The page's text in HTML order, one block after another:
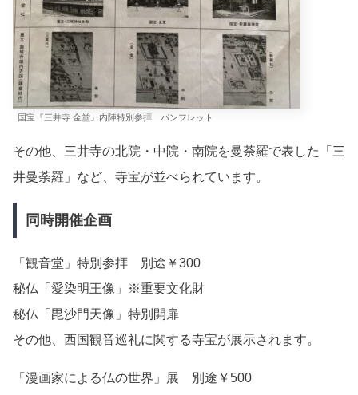
国宝『三井寺 金堂』内陣特別参拝 パンフレット
その他、三井寺の北院・中院・南院を曼荼羅で表した「三
井曼荼羅」など、寺宝が並べられています。
同時開催企画
「観音堂」特別参拝 別途￥300
秘仏「愛染明王像」※重要文化財
秘仏「毘沙門天像」特別開扉
その他、西国観音巡礼に関する寺宝が展示されます。
「漫画家による仏の世界」展 別途￥500